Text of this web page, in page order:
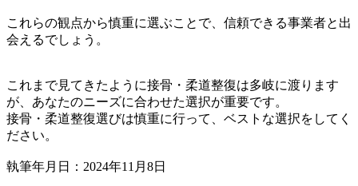
これらの観点から慎重に選ぶことで、信頼できる事業者と出
会えるでしょう。
これまで見てきたように接骨・柔道整復は多岐に渡ります
が、あなたのニーズに合わせた選択が重要です。
接骨・柔道整復選びは慎重に行って、ベストな選択をしてく
ださい。
執筆年月日：2024年11月8日